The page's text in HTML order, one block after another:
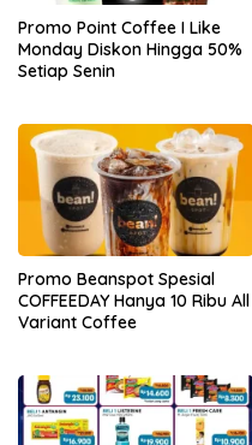
Promo Point Coffee I Like
Monday Diskon Hingga 50%
Setiap Senin
Promo Beanspot Spesial
COFFEEDAY Hanya 10 Ribu All
Variant Coffee